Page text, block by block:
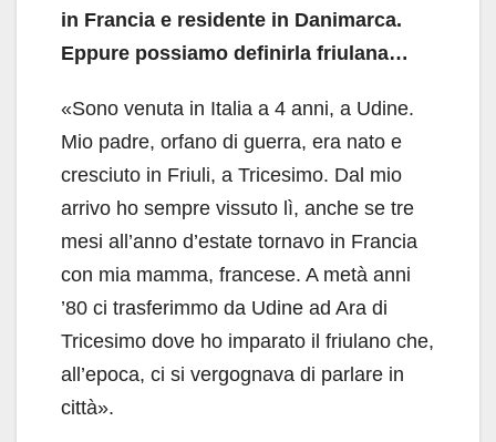
in Francia e residente in Danimarca.
Eppure possiamo definirla friulana…
«Sono venuta in Italia a 4 anni, a Udine.
Mio padre, orfano di guerra, era nato e
cresciuto in Friuli, a Tricesimo. Dal mio
arrivo ho sempre vissuto lì, anche se tre
mesi all’anno d’estate tornavo in Francia
con mia mamma, francese. A metà anni
’80 ci trasferimmo da Udine ad Ara di
Tricesimo dove ho imparato il friulano che,
all’epoca, ci si vergognava di parlare in
città».